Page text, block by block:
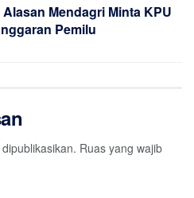
Mendagri Minta KPU
Pemilu
Ruas yang wajib